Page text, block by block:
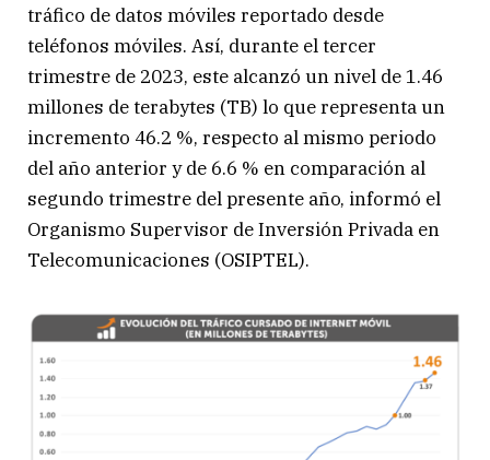
tráfico de datos móviles reportado desde
teléfonos móviles. Así, durante el tercer
trimestre de 2023, este alcanzó un nivel de 1.46
millones de terabytes (TB) lo que representa un
incremento 46.2 %, respecto al mismo periodo
del año anterior y de 6.6 % en comparación al
segundo trimestre del presente año, informó el
Organismo Supervisor de Inversión Privada en
Telecomunicaciones (OSIPTEL).